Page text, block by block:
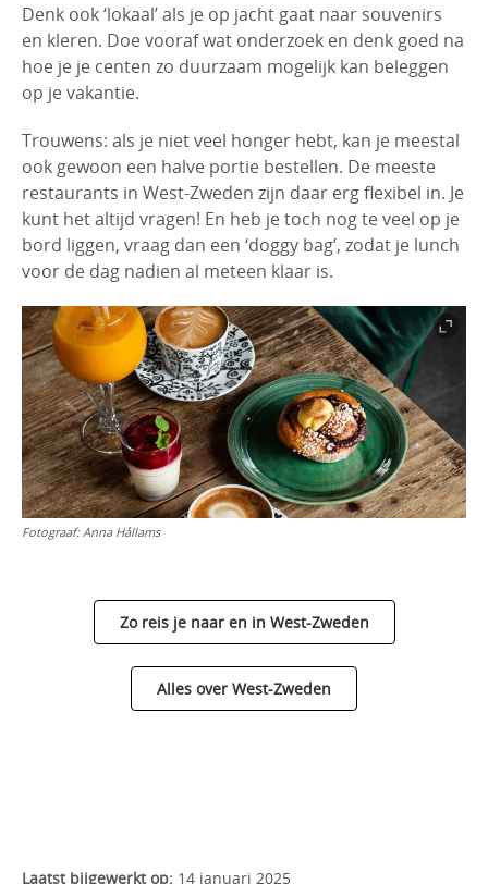
Denk ook ‘lokaal’ als je op jacht gaat naar souvenirs
en kleren. Doe vooraf wat onderzoek en denk goed na
hoe je je centen zo duurzaam mogelijk kan beleggen
op je vakantie.
Trouwens: als je niet veel honger hebt, kan je meestal
ook gewoon een halve portie bestellen. De meeste
restaurants in West-Zweden zijn daar erg flexibel in. Je
kunt het altijd vragen! En heb je toch nog te veel op je
bord liggen, vraag dan een ‘doggy bag’, zodat je lunch
voor de dag nadien al meteen klaar is.
Fotograaf: Anna Hållams
Zo reis je naar en in West-Zweden
Alles over West-Zweden
Laatst bijgewerkt op: 14 januari 2025